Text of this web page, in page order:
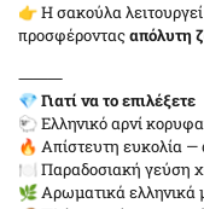
👉 Η σακούλα
προσφέρονταςαπόλυτη
⸻
💎Γιατί να το επιλέξετε
🐑 Ελληνικό αρνί
🔥 Απίστευτη ευκολία
🍽️ Παραδοσιακή γεύση
🌿 Αρωματικά ελληνικά